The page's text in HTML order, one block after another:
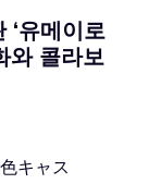
‘유메이로
와 콜라보
キャス